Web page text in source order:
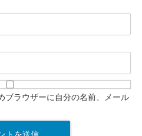
ブラウザーに自分の名前、メール